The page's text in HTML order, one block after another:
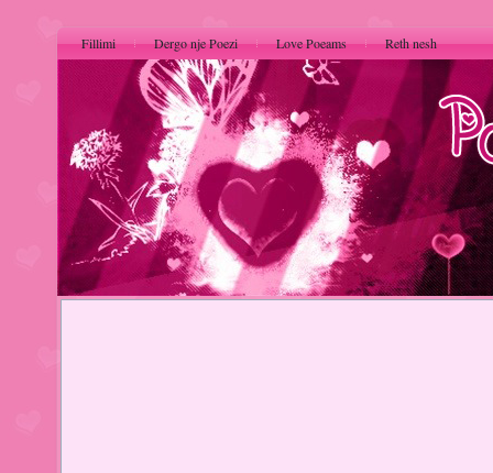
Fillimi Dergo nje Poezi Love Poeams Reth nesh